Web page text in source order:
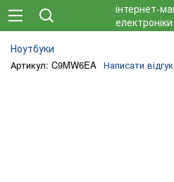
Ноутбуки
Артикул: C9MW6EA Написати відгук